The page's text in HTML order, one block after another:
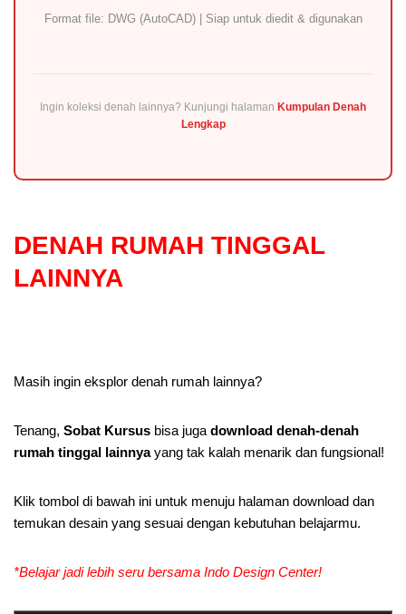
Format file: DWG (AutoCAD) | Siap untuk diedit & digunakan
Ingin koleksi denah lainnya? Kunjungi halaman Kumpulan Denah
Lengkap
DENAH RUMAH TINGGAL
LAINNYA
Masih ingin eksplor denah rumah lainnya?
Tenang, Sobat Kursus bisa juga download denah-denah
rumah tinggal lainnyayang tak kalah menarik dan fungsional!
Klik tombol di bawah ini untuk menuju halaman download dan
temukan desain yang sesuai dengan kebutuhan belajarmu.
*Belajar jadi lebih seru bersama Indo Design Center!